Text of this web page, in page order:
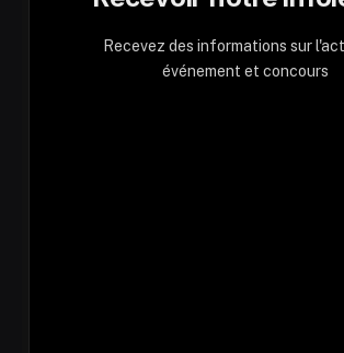
Recevez des informations sur
événement et concours